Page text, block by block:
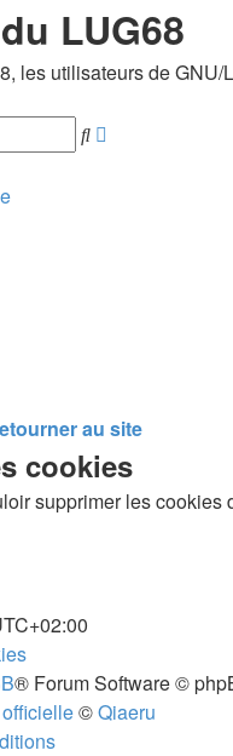
LUG68
les utilisateurs de
Rechercher
au site
cookies
supprimer les cookies
® Forum Software ©
©Qiaeru